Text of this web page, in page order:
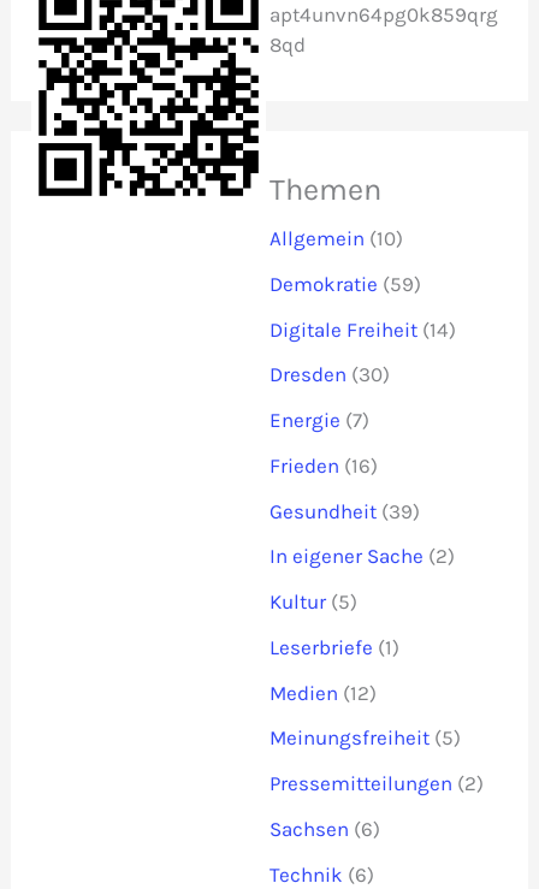
apt4unvn64pg0k859qrg
8qd
Themen
Allgemein (10)
Demokratie (59)
Digitale Freiheit (14)
Dresden (30)
Energie (7)
Frieden (16)
Gesundheit (39)
In eigener Sache (2)
Kultur (5)
Leserbriefe (1)
Medien (12)
Meinungsfreiheit (5)
Pressemitteilungen (2)
Sachsen (6)
Technik (6)